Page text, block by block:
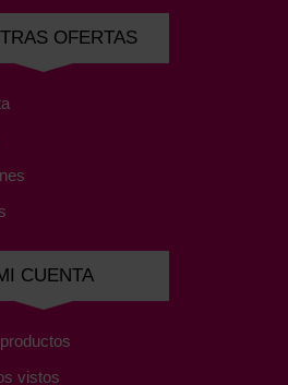
OFERTAS
CUENTA
vistos